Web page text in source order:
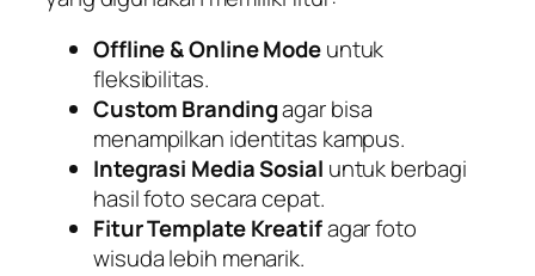
Offline & Online Modeuntuk
fleksibilitas.
Custom Brandingagar bisa
menampilkan identitas kampus.
Integrasi Media Sosial untuk berbagi
hasil foto secara cepat.
Fitur Template Kreatifagar foto
wisuda lebih menarik.